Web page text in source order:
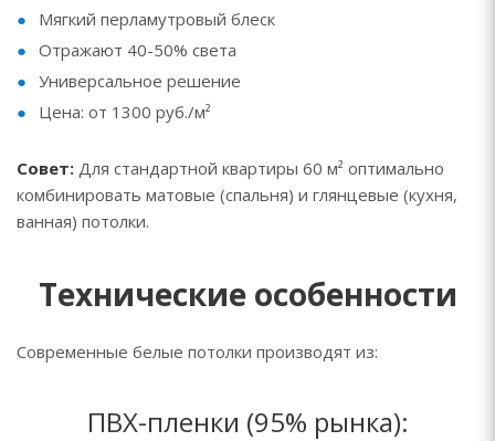
Мягкий перламутровый блеск
Отражают 40-50% света
Универсальное решение
Цена: от 1300 руб./м²
Совет: Для стандартной квартиры 60 м² оптимально
комбинировать матовые (спальня) и глянцевые (кухня,
ванная) потолки.
Технические особенности
Современные белые потолки производят из:
ПВХ-пленки (95% рынка):